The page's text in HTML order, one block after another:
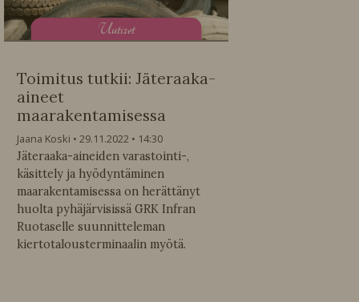
Uutiset
Toimitus tutkii: Jäteraaka-
aineet
maarakentamisessa
Jaana Koski 29.11.2022
14:30
Jäteraaka-aineiden varastointi-,
käsittely ja hyödyntäminen
maarakentamisessa on herättänyt
huolta pyhäjärvisissä GRK Infran
Ruotaselle suunnitteleman
kiertotalousterminaalin myötä.